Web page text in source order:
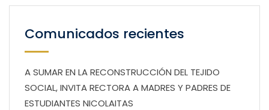
Comunicados recientes
A SUMAR EN LA RECONSTRUCCIÓN DEL TEJIDO
SOCIAL, INVITA RECTORA A MADRES Y PADRES DE
ESTUDIANTES NICOLAITAS